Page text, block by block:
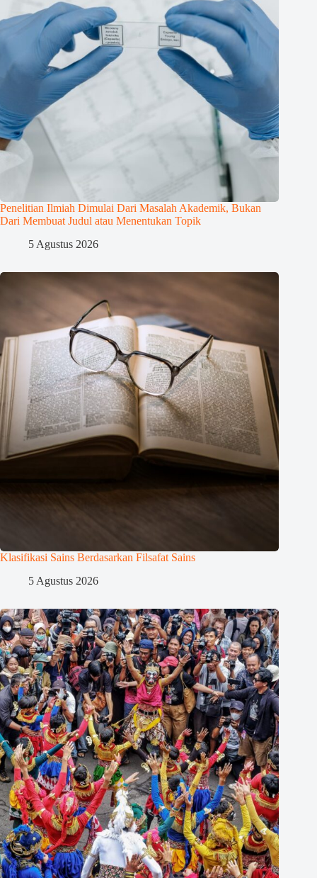
Penelitian Ilmiah Dimulai Dari Masalah Akademik, Bukan
Dari Membuat Judul atau Menentukan Topik
5 Agustus 2026
Klasifikasi Sains Berdasarkan Filsafat Sains
5 Agustus 2026